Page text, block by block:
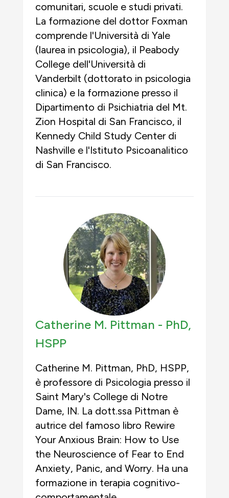
comunitari, scuole e studi privati.
La formazione del dottor Foxman
comprende l'Università di Yale
(laurea in psicologia), il Peabody
College dell'Università di
Vanderbilt (dottorato in psicologia
clinica) e la formazione presso il
Dipartimento di Psichiatria del Mt.
Zion Hospital di San Francisco, il
Kennedy Child Study Center di
Nashville e l'Istituto Psicoanalitico
di San Francisco.
Catherine M. Pittman - PhD,
HSPP
Catherine M. Pittman, PhD, HSPP,
è professore di Psicologia presso il
Saint Mary's College di Notre
Dame, IN. La dott.ssa Pittman è
autrice del famoso libro Rewire
Your Anxious Brain: How to Use
the Neuroscience of Fear to End
Anxiety, Panic, and Worry. Ha una
formazione in terapia cognitivo-